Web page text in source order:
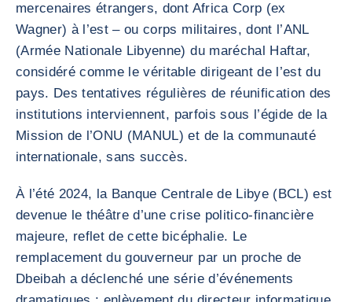
mercenaires étrangers, dont Africa Corp (ex
Wagner) à l’est – ou corps militaires, dont l’ANL
(Armée Nationale Libyenne) du maréchal Haftar,
considéré comme le véritable dirigeant de l’est du
pays. Des tentatives régulières de réunification des
institutions interviennent, parfois sous l’égide de la
Mission de l’ONU (MANUL) et de la communauté
internationale, sans succès.
À l’été 2024, la Banque Centrale de Libye (BCL) est
devenue le théâtre d’une crise politico-financière
majeure, reflet de cette bicéphalie. Le
remplacement du gouverneur par un proche de
Dbeibah a déclenché une série d’événements